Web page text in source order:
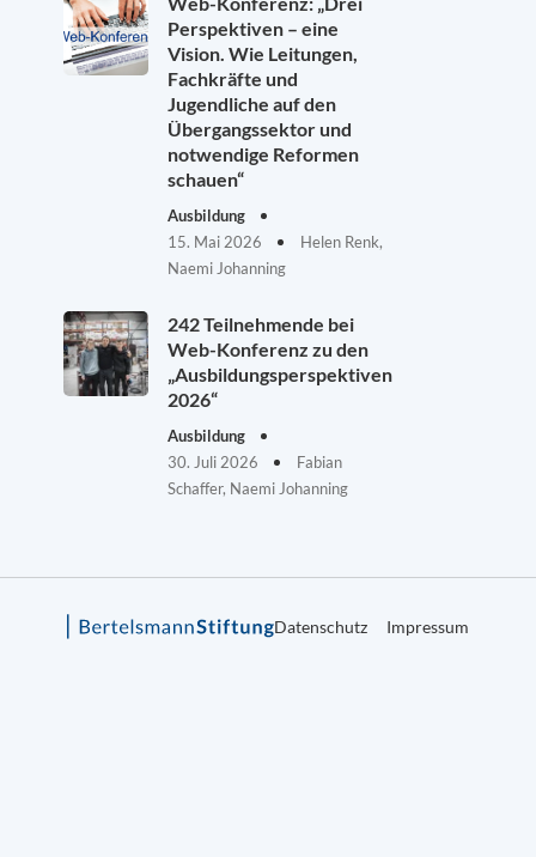
Perspektiven – eine
Vision. Wie Leitungen,
Fachkräfte und
Jugendliche auf den
Übergangssektor und
notwendige Reformen
schauen“
Ausbildung
15. Mai 2026
Helen Renk,
Naemi Johanning
242 Teilnehmende bei
Web-Konferenz zu den
„Ausbildungsperspektiven
2026“
Ausbildung
30. Juli 2026
Fabian
Schaffer, Naemi Johanning
Datenschutz Impressum